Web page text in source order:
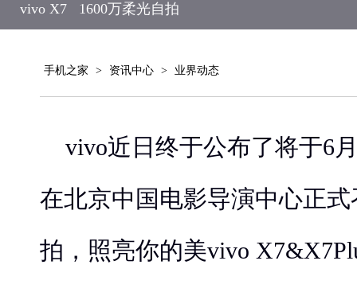
vivo X7 1600万柔光自拍
手机之家 > 资讯中心 > 业界动态
vivo近日终于公布了将于6
在北京中国电影导演中心正式
拍，照亮你的美vivo